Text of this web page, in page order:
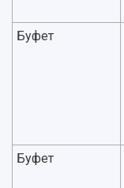
Буфет
Буфет